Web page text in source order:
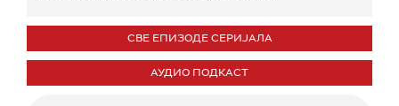
СВЕ ЕПИЗОДЕ СЕРИЈАЛА
АУДИО ПОДКАСТ